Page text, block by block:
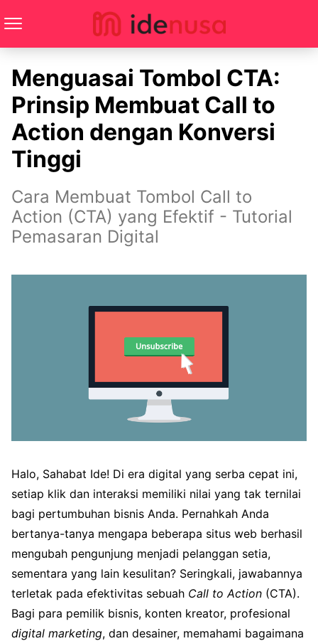
Menguasai Tombol CTA:
Prinsip Membuat Call to
Action dengan Konversi
Tinggi
Cara Membuat Tombol Call to
Action (CTA) yang Efektif - Tutorial
Pemasaran Digital
Halo, Sahabat Ide! Di era digital yang serba cepat ini,
setiap klik dan interaksi memiliki nilai yang tak ternilai
bagi pertumbuhan bisnis Anda. Pernahkah Anda
bertanya-tanya mengapa beberapa situs web berhasil
mengubah pengunjung menjadi pelanggan setia,
sementara yang lain kesulitan? Seringkali, jawabannya
terletak pada efektivitas sebuah Call to Action (CTA).
Bagi para pemilik bisnis, konten kreator, profesional
digital marketing, dan desainer, memahami bagaimana